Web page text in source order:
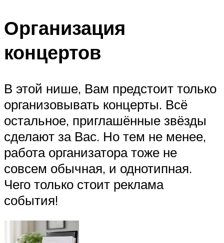
Организация
концертов
В этой нише, Вам предстоит только
организовывать концерты. Всё
остальное, приглашённые звёзды
сделают за Вас. Но тем не менее,
работа организатора тоже не
совсем обычная, и однотипная.
Чего только стоит реклама
события!